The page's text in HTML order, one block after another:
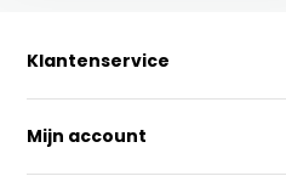
Klantenservice
Mijn account